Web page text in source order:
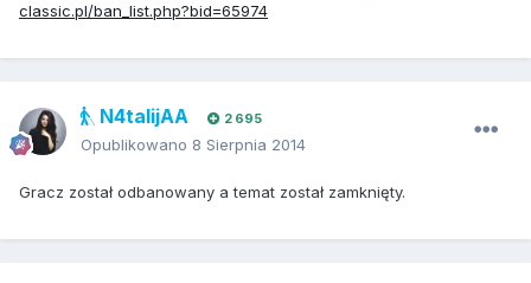
classic.pl/ban_list.php?bid=65974
N4talijAA 2 695
Opublikowano 8 Sierpnia 2014
Gracz został odbanowany a temat został zamknięty.